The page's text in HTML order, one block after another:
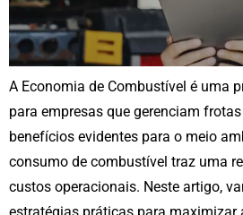
A Economia de Combustível é uma
para empresas que gerenciam
benefícios evidentes para o meio
consumo de combustível traz uma
custos operacionais. Neste artigo,